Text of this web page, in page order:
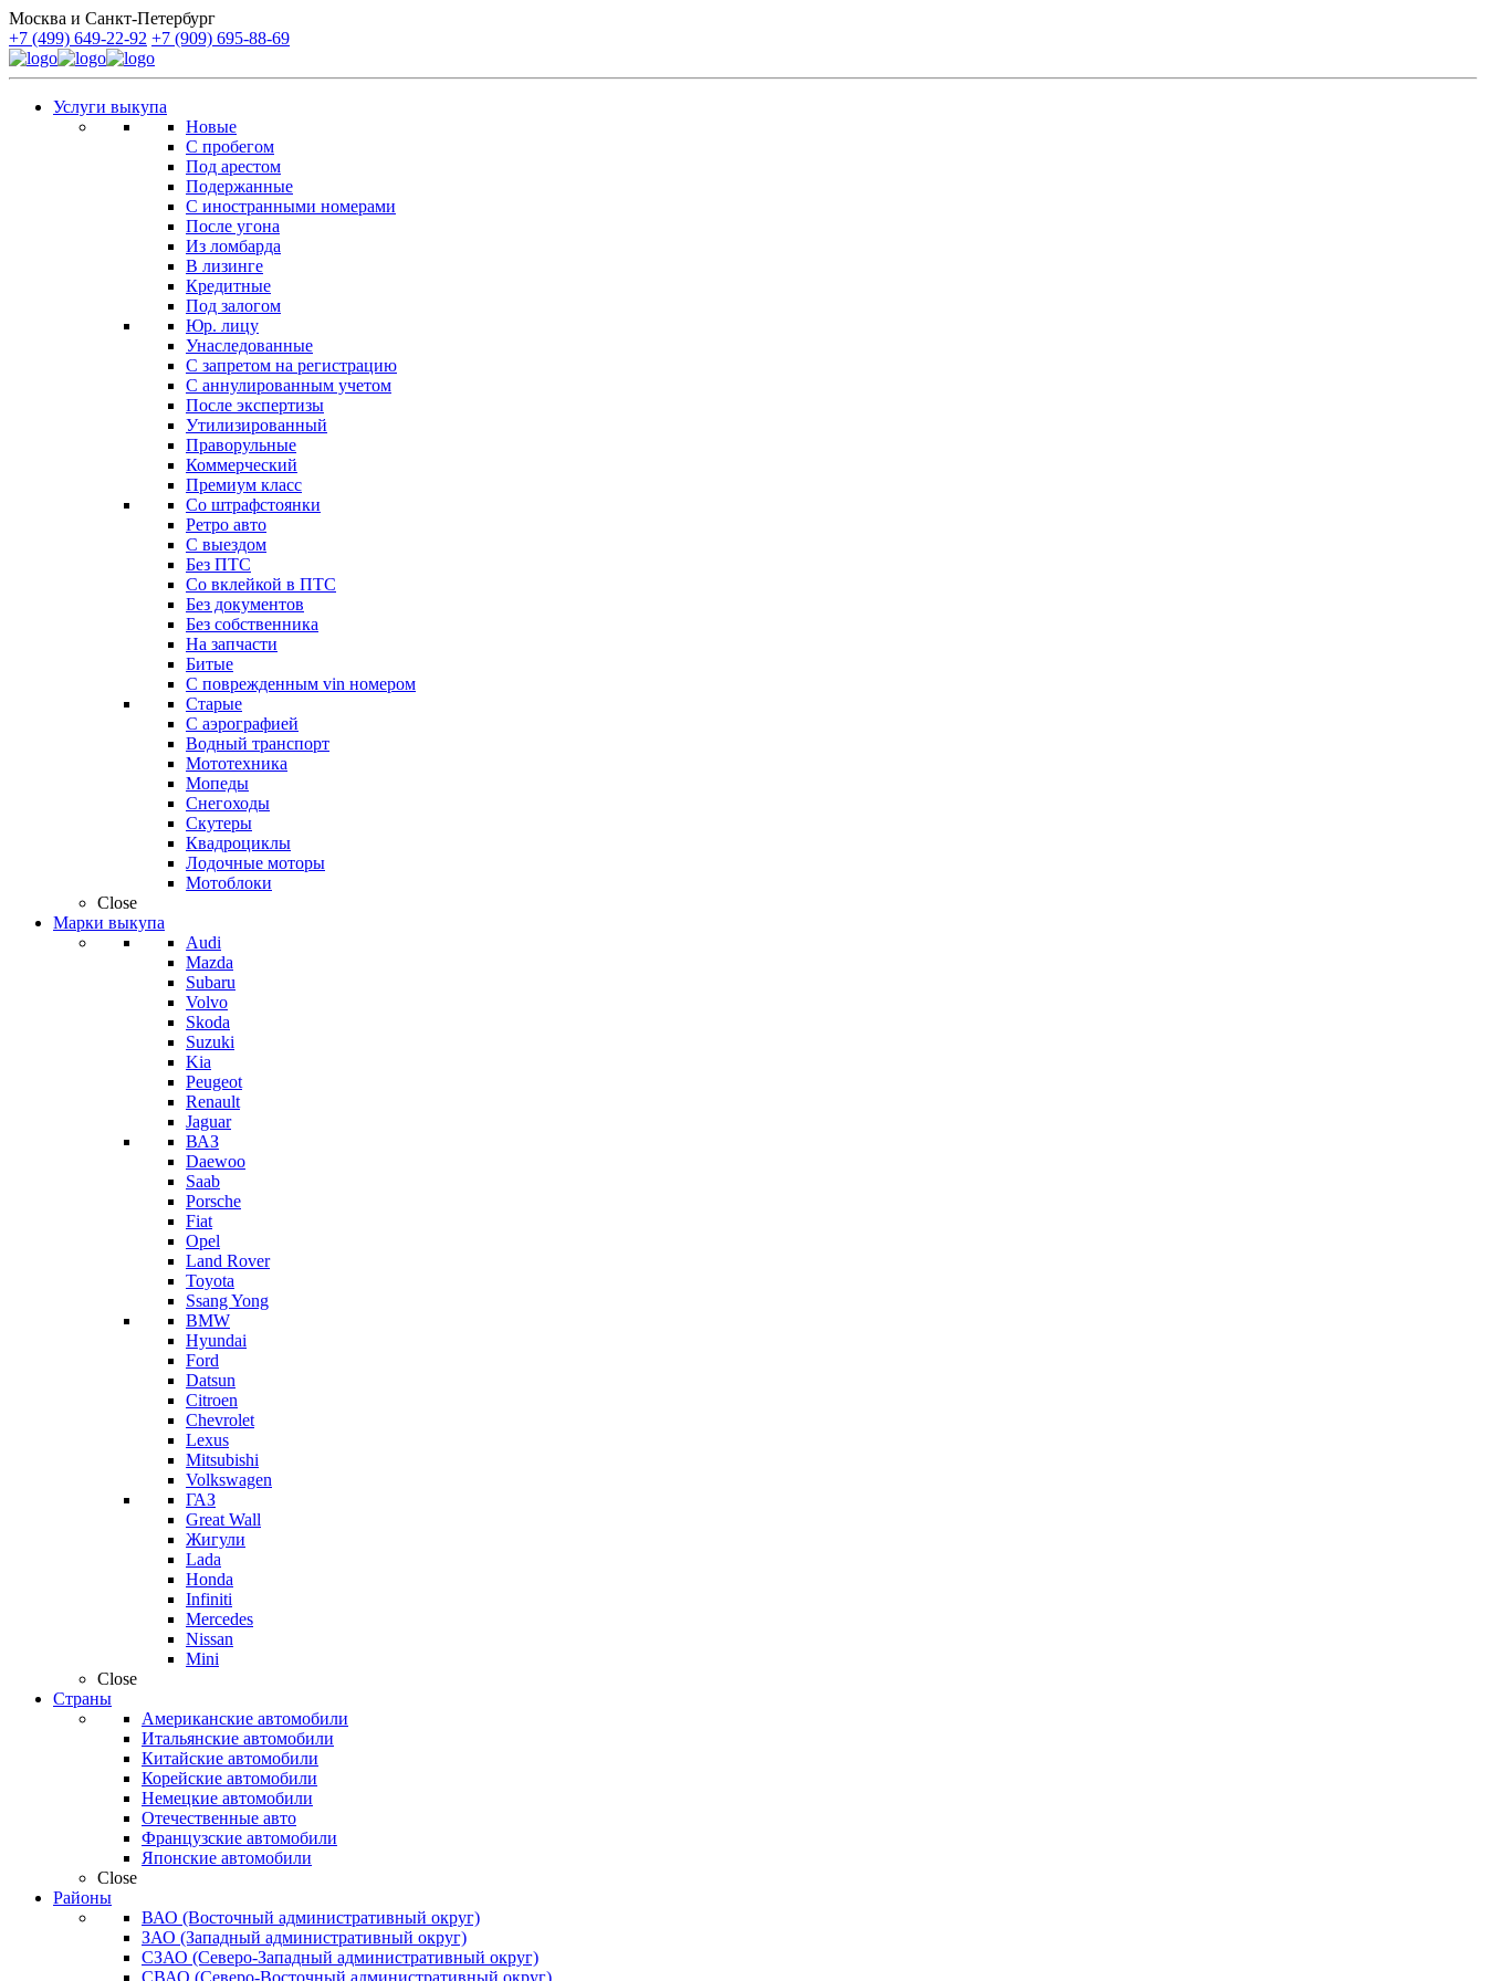
Москва и Санкт-Петербург
+7 (499) 649-22-92 +7 (909) 695-88-69
Услуги выкупа
Новые
С пробегом
Под арестом
Подержанные
С иностранными номерами
После угона
Из ломбарда
В лизинге
Кредитные
Под залогом
Юр. лицу
Унаследованные
С запретом на регистрацию
С аннулированным учетом
После экспертизы
Утилизированный
Праворульные
Коммерческий
Премиум класс
Со штрафстоянки
Ретро авто
С выездом
Без ПТС
Со вклейкой в ПТС
Без документов
Без собственника
На запчасти
Битые
С поврежденным vin номером
Старые
С аэрографией
Водный транспорт
Мототехника
Мопеды
Снегоходы
Скутеры
Квадроциклы
Лодочные моторы
Мотоблоки
Close
Марки выкупа
Audi
Mazda
Subaru
Volvo
Skoda
Suzuki
Kia
Peugeot
Renault
Jaguar
ВАЗ
Daewoo
Saab
Porsche
Fiat
Opel
Land Rover
Toyota
Ssang Yong
BMW
Hyundai
Ford
Datsun
Citroen
Chevrolet
Lexus
Mitsubishi
Volkswagen
ГАЗ
Great Wall
Жигули
Lada
Honda
Infiniti
Mercedes
Nissan
Mini
Close
Страны
Американские автомобили
Итальянские автомобили
Китайские автомобили
Корейские автомобили
Немецкие автомобили
Отечественные авто
Французские автомобили
Японские автомобили
Close
Районы
ВАО (Восточный административный округ)
ЗАО (Западный административный округ)
СЗАО (Северо-Западный административный округ)
СВАО (Северо-Восточный административный округ)